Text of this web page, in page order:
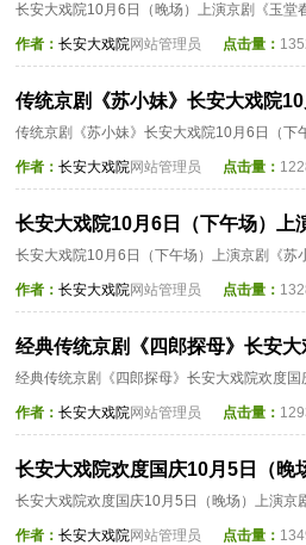
长安大戏院10月6日（晚场）上演京剧《玉堂
作者： 长安大戏院网站管理员 点击量：
传统京剧《苏小妹》长安大戏院
传统京剧《苏小妹》长安大戏院10月6日（下
作者： 长安大戏院网站管理员 点击量：
长安大戏院10月6日（下午场）上
长安大戏院10月6日（下午场）上演京剧《苏
作者： 长安大戏院网站管理员 点击量：
经典传统京剧《四郎探母》长安
经典传统京剧《四郎探母》长安大戏院欢度
作者： 长安大戏院网站管理员 点击量：
长安大戏院欢度国庆10月5日（晚
长安大戏院欢度国庆10月5日（晚场）上演京
作者： 长安大戏院网站管理员 点击量：